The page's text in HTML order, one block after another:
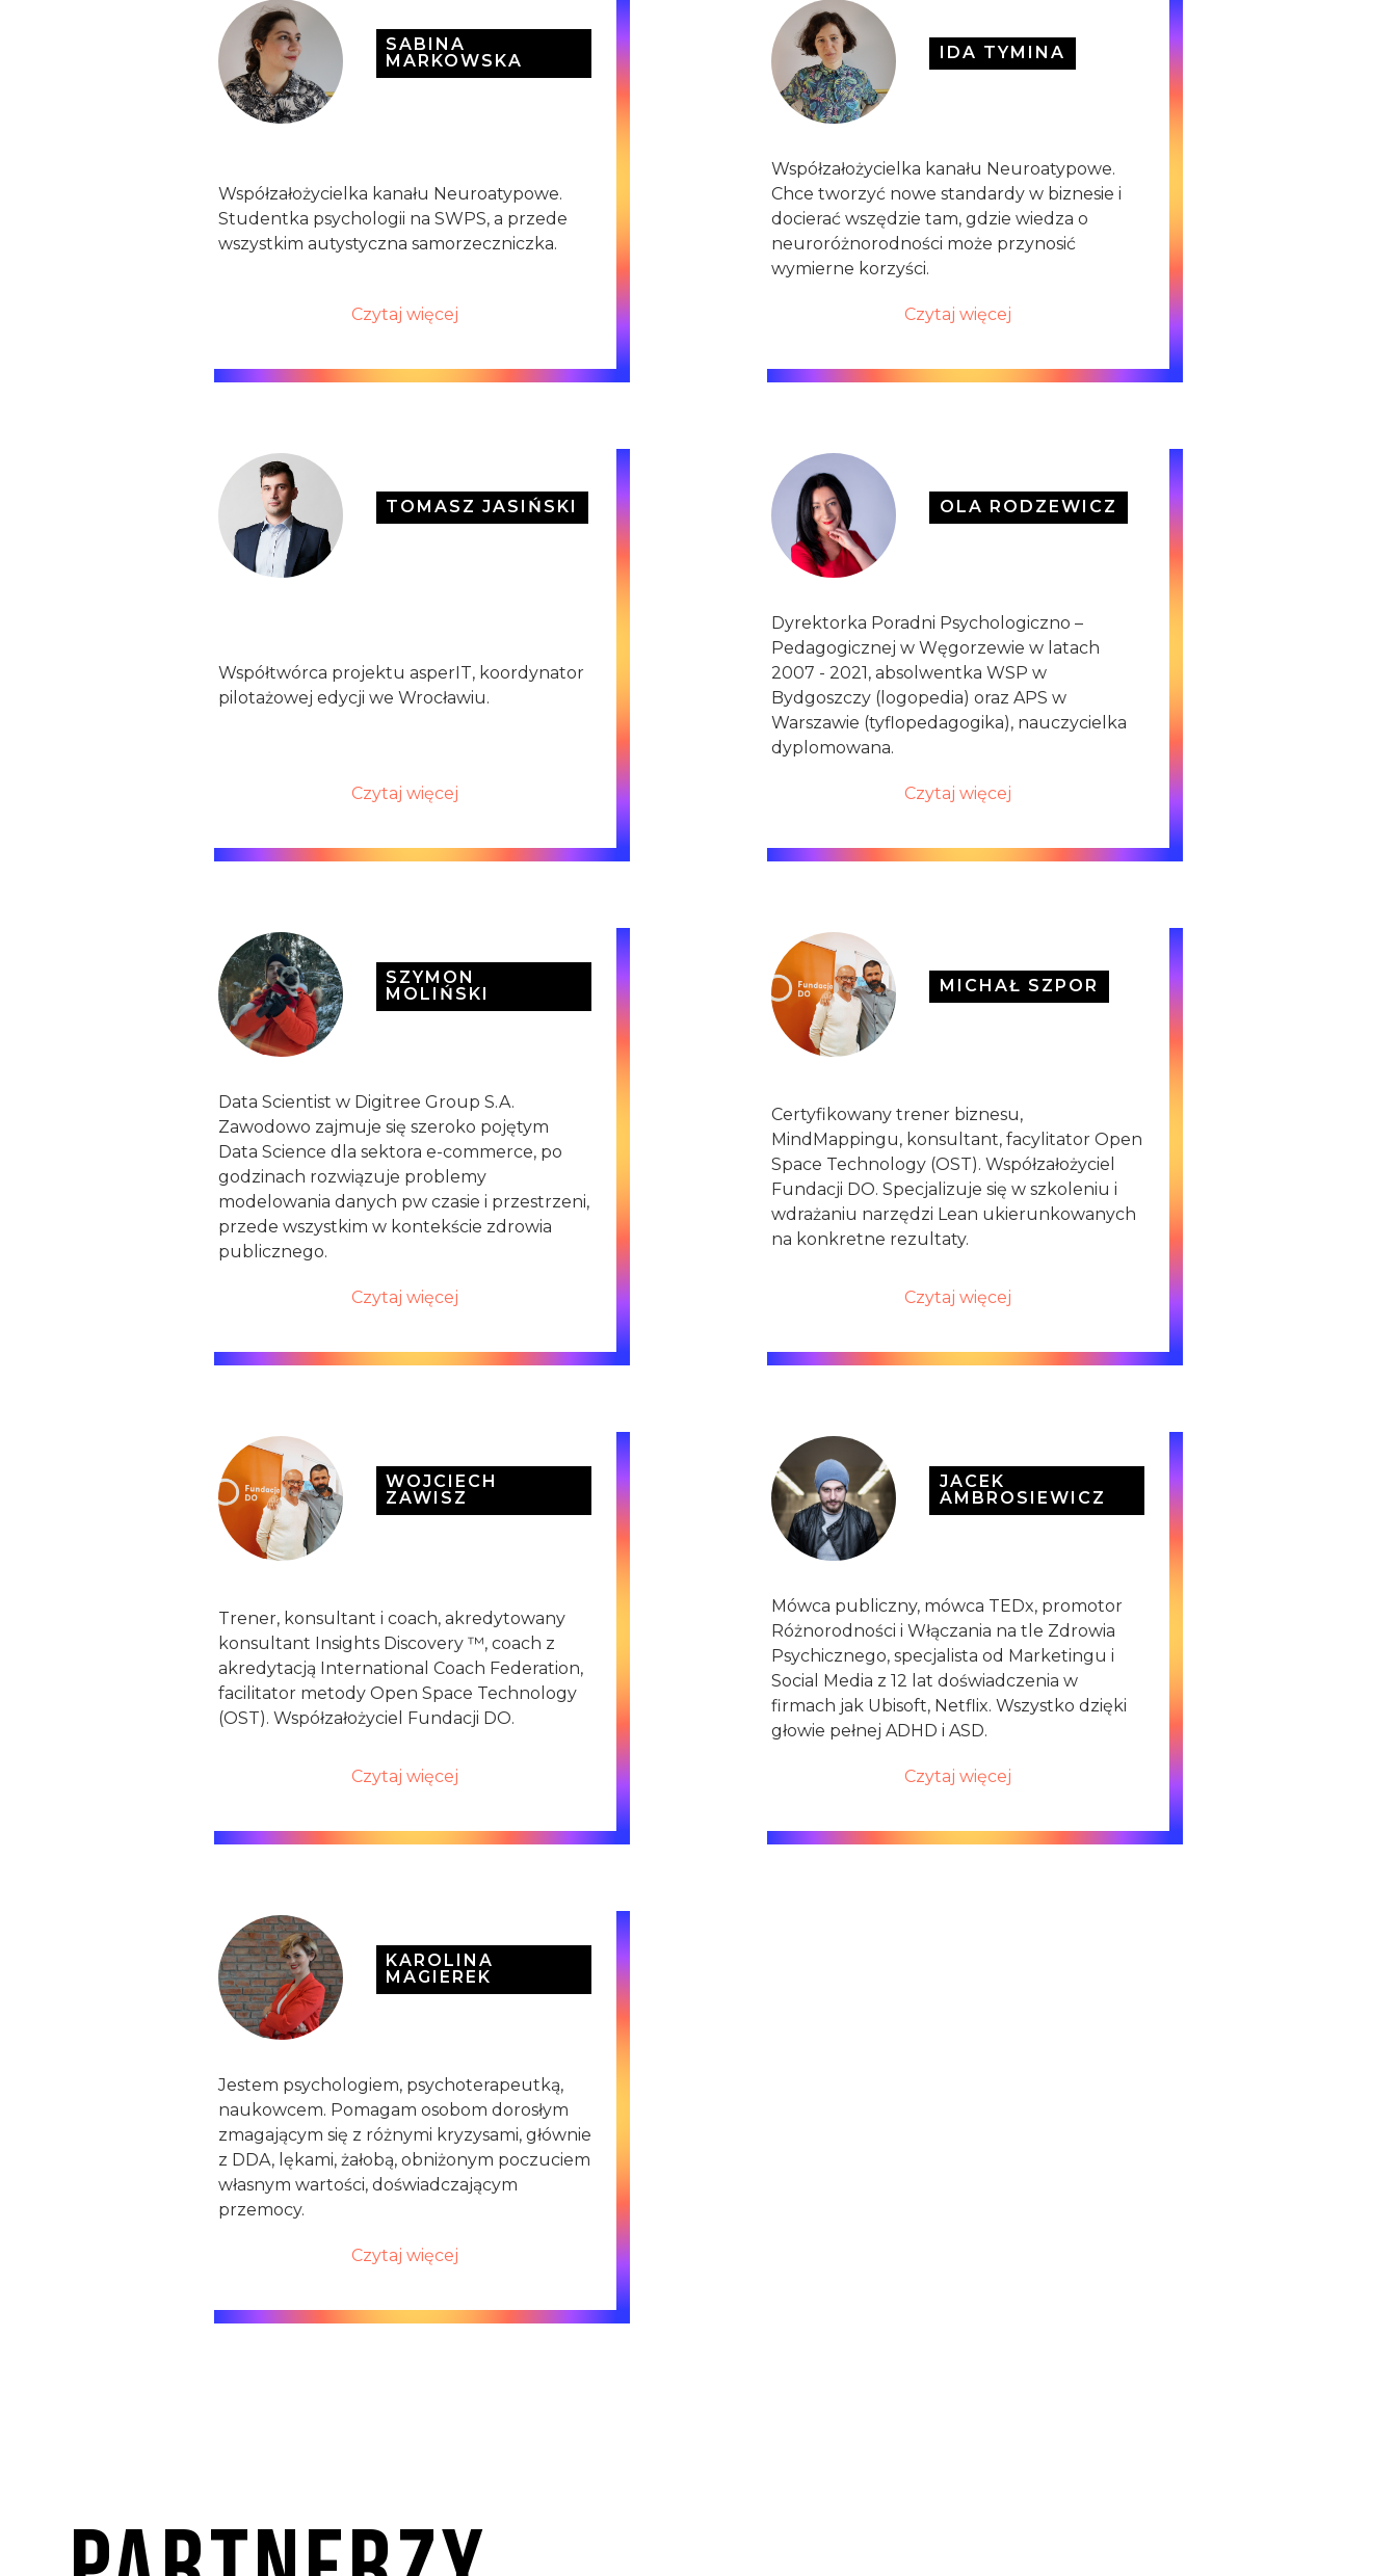
SABINA
MARKOWSKA
Współzałożycielka kanału Neuroatypowe.
Studentka psychologii na SWPS, a przede
wszystkim autystyczna samorzeczniczka.
Czytaj więcej
IDA TYMINA
Współzałożycielka kanału Neuroatypowe.
Chce tworzyć nowe standardy w biznesie i
docierać wszędzie tam, gdzie wiedza o
neuroróżnorodności może przynosić
wymierne korzyści.
Czytaj więcej
TOMASZ JASIŃSKI
Współtwórca projektu asperIT, koordynator
pilotażowej edycji we Wrocławiu.
Czytaj więcej
OLA RODZEWICZ
Dyrektorka Poradni Psychologiczno –
Pedagogicznej w Węgorzewie w latach
2007 - 2021, absolwentka WSP w
Bydgoszczy (logopedia) oraz APS w
Warszawie (tyflopedagogika), nauczycielka
dyplomowana.
Czytaj więcej
SZYMON
MOLIŃSKI
Data Scientist w Digitree Group S.A.
Zawodowo zajmuje się szeroko pojętym
Data Science dla sektora e-commerce, po
godzinach rozwiązuje problemy
modelowania danych pw czasie i przestrzeni,
przede wszystkim w kontekście zdrowia
publicznego.
Czytaj więcej
MICHAŁ SZPOR
Certyfikowany trener biznesu,
MindMappingu, konsultant, facylitator Open
Space Technology (OST). Współzałożyciel
Fundacji DO. Specjalizuje się w szkoleniu i
wdrażaniu narzędzi Lean ukierunkowanych
na konkretne rezultaty.
Czytaj więcej
WOJCIECH
ZAWISZ
Trener, konsultant i coach, akredytowany
konsultant Insights Discovery ™, coach z
akredytacją International Coach Federation,
facilitator metody Open Space Technology
(OST). Współzałożyciel Fundacji DO.
Czytaj więcej
JACEK
AMBROSIEWICZ
Mówca publiczny, mówca TEDx, promotor
Różnorodności i Włączania na tle Zdrowia
Psychicznego, specjalista od Marketingu i
Social Media z 12 lat doświadczenia w
firmach jak Ubisoft, Netflix. Wszystko dzięki
głowie pełnej ADHD i ASD.
Czytaj więcej
KAROLINA
MAGIEREK
Jestem psychologiem, psychoterapeutką,
naukowcem. Pomagam osobom dorosłym
zmagającym się z różnymi kryzysami, głównie
z DDA, lękami, żałobą, obniżonym poczuciem
własnym wartości, doświadczającym
przemocy.
Czytaj więcej